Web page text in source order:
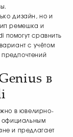
дизайн, но и
ремешка и
помогут сравнить
с учётом
в
в ювелирно-
официальным
и предлагает